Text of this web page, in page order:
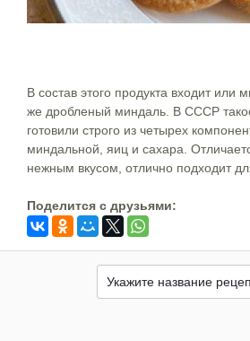
В состав этого продукта входит или
же дробленый миндаль. В СССР
готовили строго из четырех
миндальной, яиц и сахара.
нежным вкусом, отлично подходит
Поделится c друзьями: